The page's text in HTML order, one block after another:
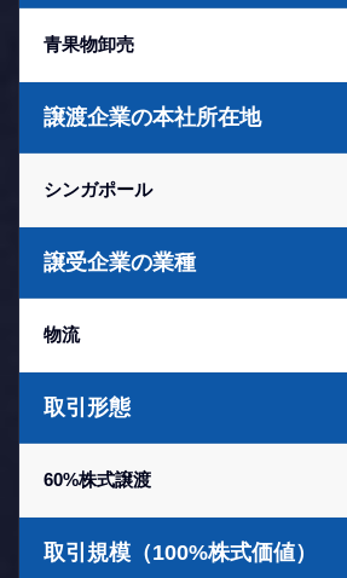
青果物卸売
譲渡企業の本社所在地
シンガポール
譲受企業の業種
物流
取引形態
60%株式譲渡
取引規模（100%株式価値）